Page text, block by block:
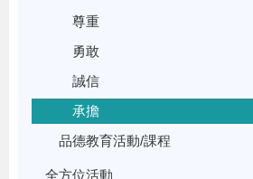
尊重
勇敢
誠信
承擔
品德教育活動/課程
全方位活動